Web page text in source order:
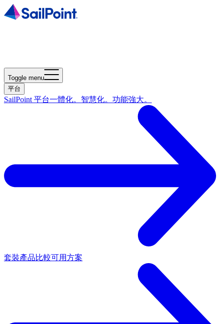
Toggle menu
平台
SailPoint 平台一體化。智慧化。功能強大。
套裝產品比較可用方案